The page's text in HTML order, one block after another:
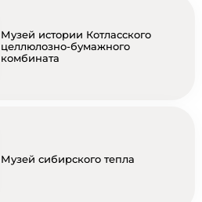
Музей истории Котласского
целлюлозно-бумажного
комбината
Музей сибирского тепла